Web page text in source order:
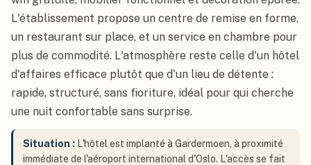
L'établissement propose un centre de remise en forme,
un restaurant sur place, et un service en chambre pour
plus de commodité. L'atmosphère reste celle d'un hôtel
d'affaires efficace plutôt que d'un lieu de détente :
rapide, structuré, sans fioriture, idéal pour qui cherche
une nuit confortable sans surprise.
Situation : L'hôtel est implanté à Gardermoen, à proximité
immédiate de l'aéroport international d'Oslo. L'accès se fait